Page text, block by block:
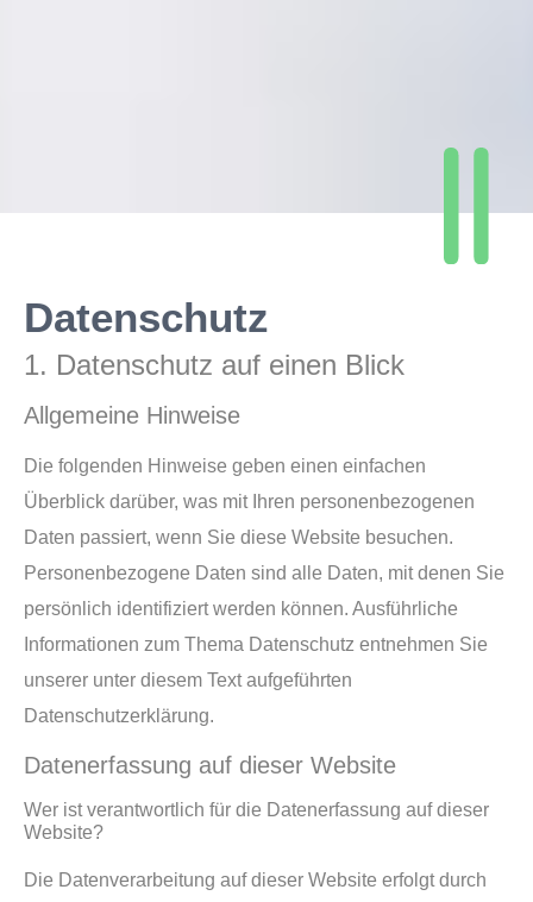
Datenschutz
1. Datenschutz auf einen Blick
Allgemeine Hinweise
Die folgenden Hinweise geben einen einfachen
Überblick darüber, was mit Ihren personenbezogenen
Daten passiert, wenn Sie diese Website besuchen.
Personenbezogene Daten sind alle Daten, mit denen Sie
persönlich identifiziert werden können. Ausführliche
Informationen zum Thema Datenschutz entnehmen Sie
unserer unter diesem Text aufgeführten
Datenschutzerklärung.
Datenerfassung auf dieser Website
Wer ist verantwortlich für die Datenerfassung auf dieser
Website?
Die Datenverarbeitung auf dieser Website erfolgt durch